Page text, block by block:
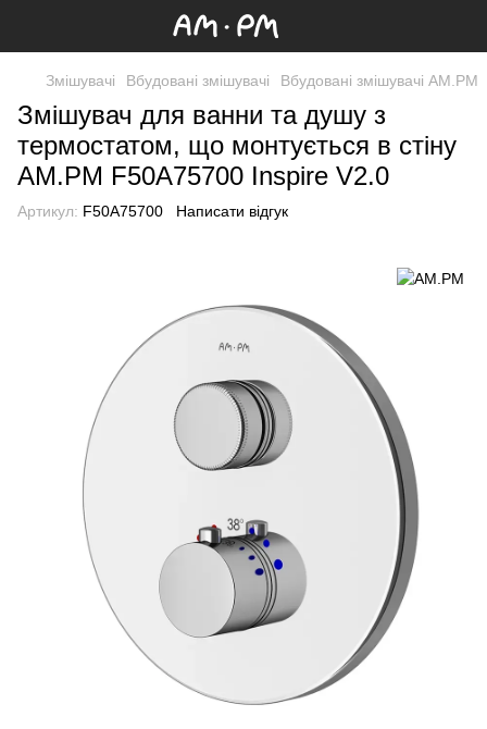
Змішувачі Вбудовані змішувачі Вбудовані змішувачі AM.PM
Змішувач для ванни та душу з
термостатом, що монтується в стіну
AM.PM F50A75700 Inspire V2.0
Артикул: F50A75700 Написати відгук